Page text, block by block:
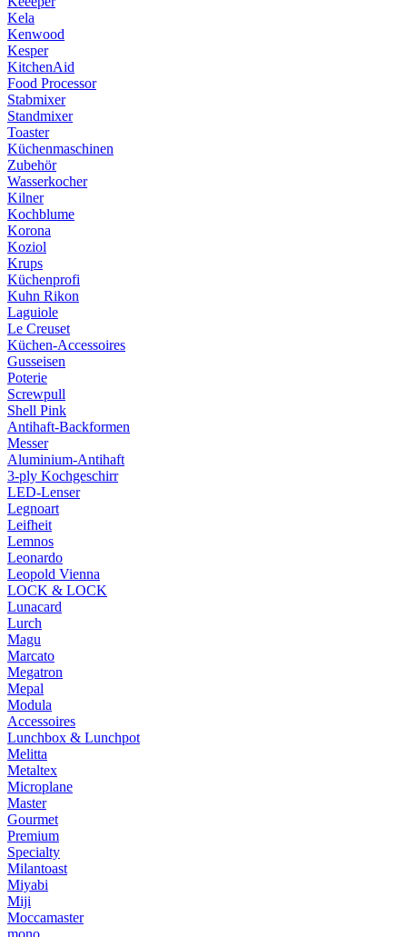
Kela
Kenwood
Kesper
KitchenAid
Food Processor
Stabmixer
Standmixer
Toaster
Küchenmaschinen
Zubehör
Wasserkocher
Kilner
Kochblume
Korona
Koziol
Krups
Küchenprofi
Kuhn Rikon
Laguiole
Le Creuset
Küchen-Accessoires
Gusseisen
Poterie
Screwpull
Shell Pink
Antihaft-Backformen
Messer
Aluminium-Antihaft
3-ply Kochgeschirr
LED-Lenser
Legnoart
Leifheit
Lemnos
Leonardo
Leopold Vienna
LOCK & LOCK
Lunacard
Lurch
Magu
Marcato
Megatron
Mepal
Modula
Accessoires
Lunchbox & Lunchpot
Melitta
Metaltex
Microplane
Master
Gourmet
Premium
Specialty
Milantoast
Miyabi
Miji
Moccamaster
mono